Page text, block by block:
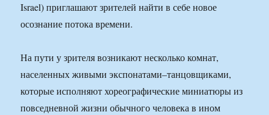
Israel) приглашают зрителей найти в себе новое
осознание потока времени.
На пути у зрителя возникают несколько комнат,
населенных живыми экспонатами–танцовщиками,
которые исполняют хореографические миниатюры из
повседневной жизни обычного человека в ином